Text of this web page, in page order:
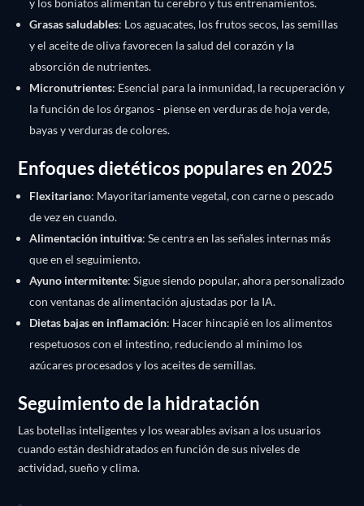
y los boniatos alimentan tu cerebro y tus entrenamientos.
Grasas saludables: Los aguacates, los frutos secos, las semillas
y el aceite de oliva favorecen la salud del corazón y la
absorción de nutrientes.
Micronutrientes: Esencial para la inmunidad, la recuperación y
la función de los órganos - piense en verduras de hoja verde,
bayas y verduras de colores.
Enfoques dietéticos populares en 2025
Flexitariano: Mayoritariamente vegetal, con carne o pescado
de vez en cuando.
Alimentación intuitiva: Se centra en las señales internas más
que en el seguimiento.
Ayuno intermitente: Sigue siendo popular, ahora personalizado
con ventanas de alimentación ajustadas por la IA.
Dietas bajas en inflamación: Hacer hincapié en los alimentos
respetuosos con el intestino, reduciendo al mínimo los
azúcares procesados y los aceites de semillas.
Seguimiento de la hidratación
Las botellas inteligentes y los wearables avisan a los usuarios
cuando están deshidratados en función de sus niveles de
actividad, sueño y clima.